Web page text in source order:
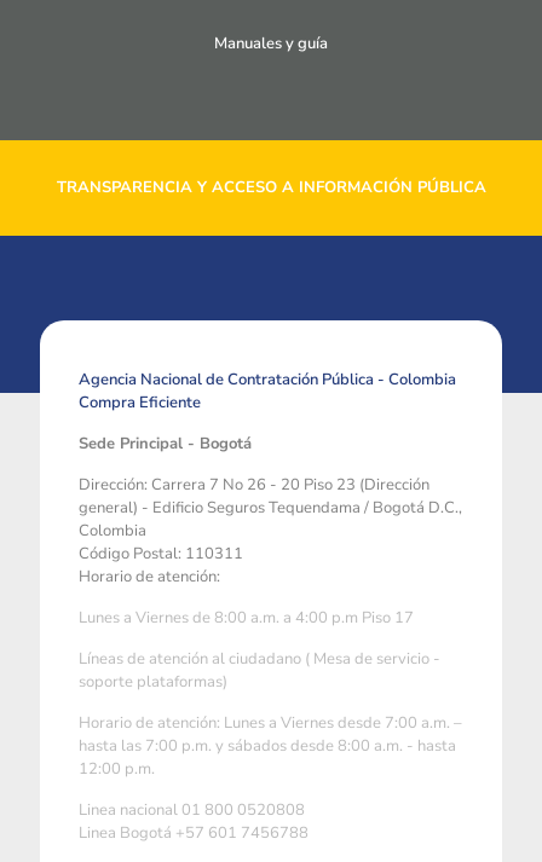
Manuales y guía
TRANSPARENCIA Y ACCESO A INFORMACIÓN PÚBLICA
Agencia Nacional de Contratación Pública - Colombia
Compra Eficiente
Sede Principal - Bogotá
Dirección: Carrera 7 No 26 - 20 Piso 23 (Dirección
general) - Edificio Seguros Tequendama / Bogotá D.C.,
Colombia
Código Postal: 110311
Horario de atención:
Lunes a Viernes de 8:00 a.m. a 4:00 p.m Piso 17
Líneas de atención al ciudadano ( Mesa de servicio -
soporte plataformas)
Horario de atención: Lunes a Viernes desde 7:00 a.m. –
hasta las 7:00 p.m. y sábados desde 8:00 a.m. - hasta
12:00 p.m.
Linea nacional 01 800 0520808
Linea Bogotá +57 601 7456788